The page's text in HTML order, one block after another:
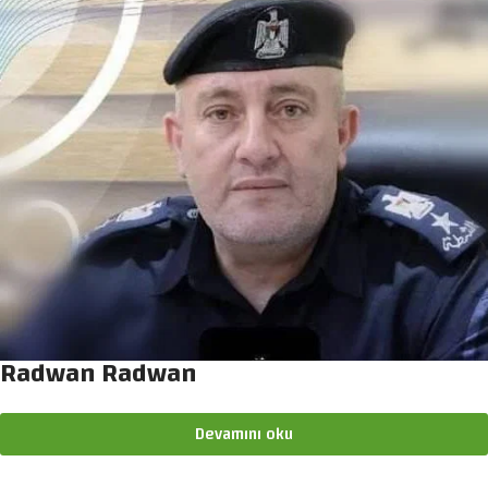
Radwan Radwan
Devamını oku